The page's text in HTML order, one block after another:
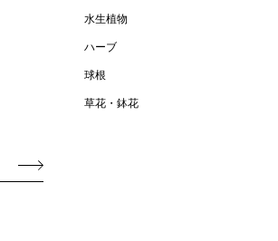
水生植物
ハーブ
球根
草花・鉢花